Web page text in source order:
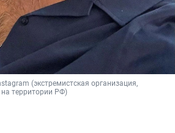
(экстремистская организация,
территории РФ)